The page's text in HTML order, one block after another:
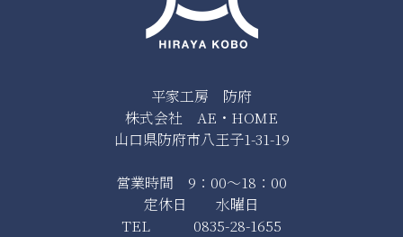
平家工房 防府
株式会社 AE・HOME
山口県防府市八王子1-31-19
営業時間 9：00～18：00
定休日 水曜日
TEL 0835-28-1655